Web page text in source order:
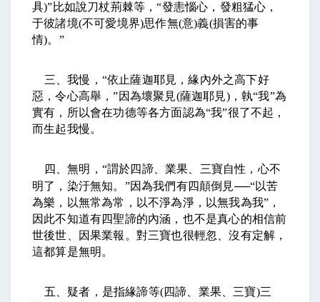
具)”比如說刀杖荊棘等，“發恚惱心，發粗猛心，
于彼諸境(不可愛境界)思作無(意)義(損害的事
情)。 ”
三、我慢， “依止薩迦耶見，緣內外之高下好
惡，令心高舉，”因為壞聚見(薩迦耶見)，執“我”為
實有，所以會在功德等各方面認為“我”很了不起，
而生起我慢。
四、無明， “謂於四諦、業果、三寶自性，心不
明了，染汙無知。 ”因為我們有四顛倒見──“以苦
為樂，以無常為常，以不淨為淨，以無我為我” ，
因此不知道有四聖諦的內涵，也不是真心的相信前
世後世、因果業報。對三寶也很輕忽、沒有定解，
這都算是無明。
五、疑者，是指緣諦等(四諦、業果、三寶)三